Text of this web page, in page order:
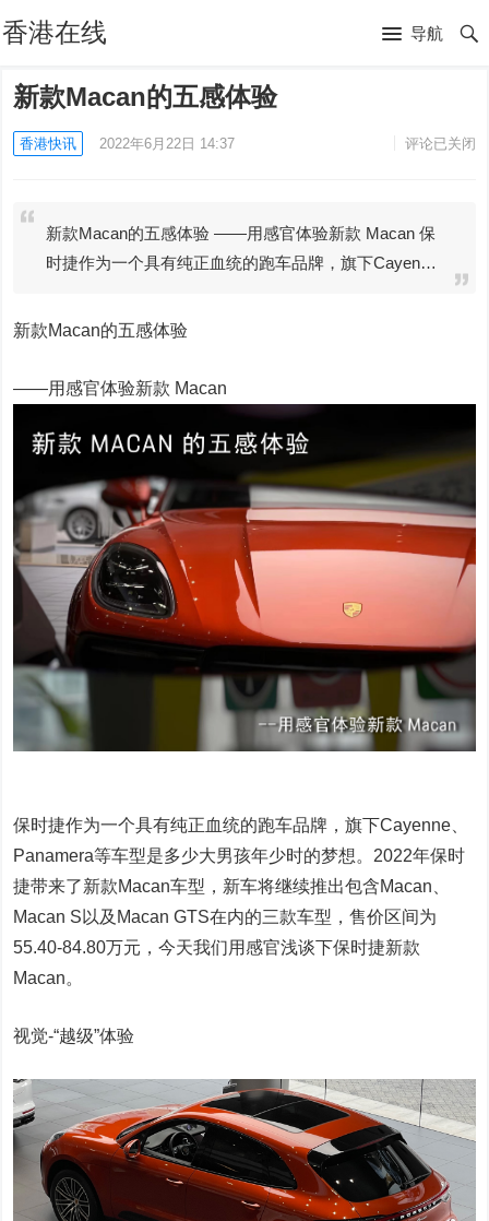
香港在线 导航
新款Macan的五感体验
香港快讯 2022年6月22日 14:37 评论已关闭
新款Macan的五感体验 ——用感官体验新款 Macan 保
时捷作为一个具有纯正血统的跑车品牌，旗下Cayen…
新款Macan的五感体验
——用感官体验新款 Macan
保时捷作为一个具有纯正血统的跑车品牌，旗下Cayenne、
Panamera等车型是多少大男孩年少时的梦想。2022年保时
捷带来了新款Macan车型，新车将继续推出包含Macan、
Macan S以及Macan GTS在内的三款车型，售价区间为
55.40-84.80万元，今天我们用感官浅谈下保时捷新款
Macan。
视觉-“越级”体验